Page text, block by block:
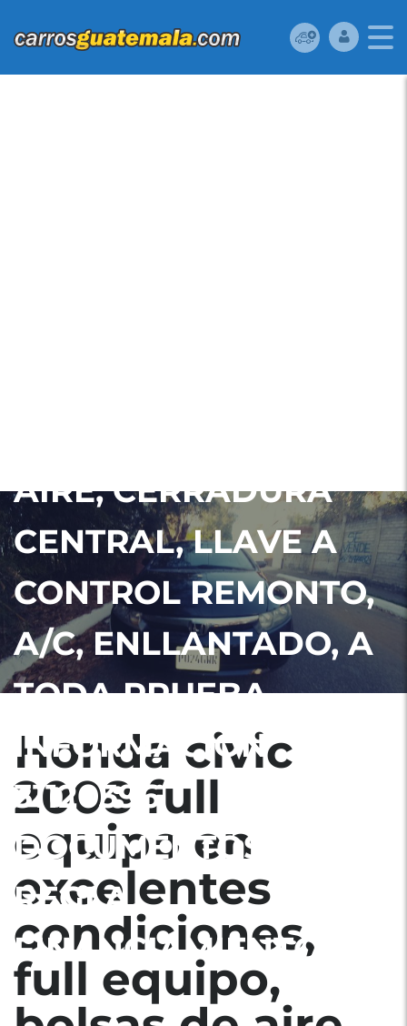
AIRE, CERRADURA
CENTRAL, LLAVE A
CONTROL REMONTO,
A/C, ENLLANTADO, A
TODA PRUEBA,
INFORMACION
31120396
DOCUMENTOS EN
REGLA.
FINANCIAMIENTO
Honda civic
2008 full
equipo en
excelentes
condiciones,
full equipo,